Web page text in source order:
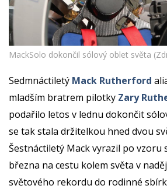
MackSolo dokončil sólový oblet světa
Sedmnáctiletý Mack Rutherford
mladším bratrem pilotky Zary
podařilo letos v lednu dokončit
se tak stala držitelkou hned dvou
Šestnáctiletý Mack vyrazil po vzoru
března na cestu kolem světa v
světového rekordu do rodinné